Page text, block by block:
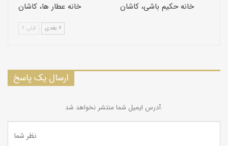
خانه عطار ها، کاشان خانه حکیم باشی، کاشان
قبلی
ارسال یک پاسخ
آدرس ایمیل شما منتشر نخواهد شد.